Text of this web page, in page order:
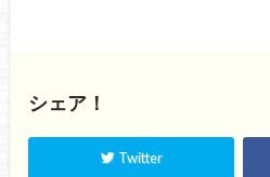
シェア！
Twitter